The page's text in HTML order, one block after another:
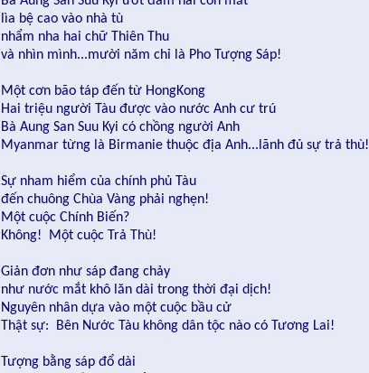
lìa bệ cao vào nhà tù
nhẩm nha hai chữ Thiên Thu
và nhìn mình...mười năm chỉ là Pho Tượng Sáp!
Một cơn bão táp đến từ HongKong
Hai triệu người Tàu được vào nước Anh cư trú
Bà Aung San Suu Kyi có chồng người Anh
Myanmar từng là Birmanie thuộc địa Anh...lãnh đủ sự trả thù!
Sự nham hiểm của chính phủ Tàu
đến chuông Chùa Vàng phải nghẹn!
Một cuộc Chính Biến?
Không! Một cuộc Trả Thù!
Giản đơn như sáp đang chảy
như nước mắt khô lăn dài trong thời đại dịch!
Nguyên nhân dựa vào một cuộc bầu cử
Thật sự: Bên Nước Tàu không dân tộc nào có Tương Lai!
Tượng bằng sáp đổ dài